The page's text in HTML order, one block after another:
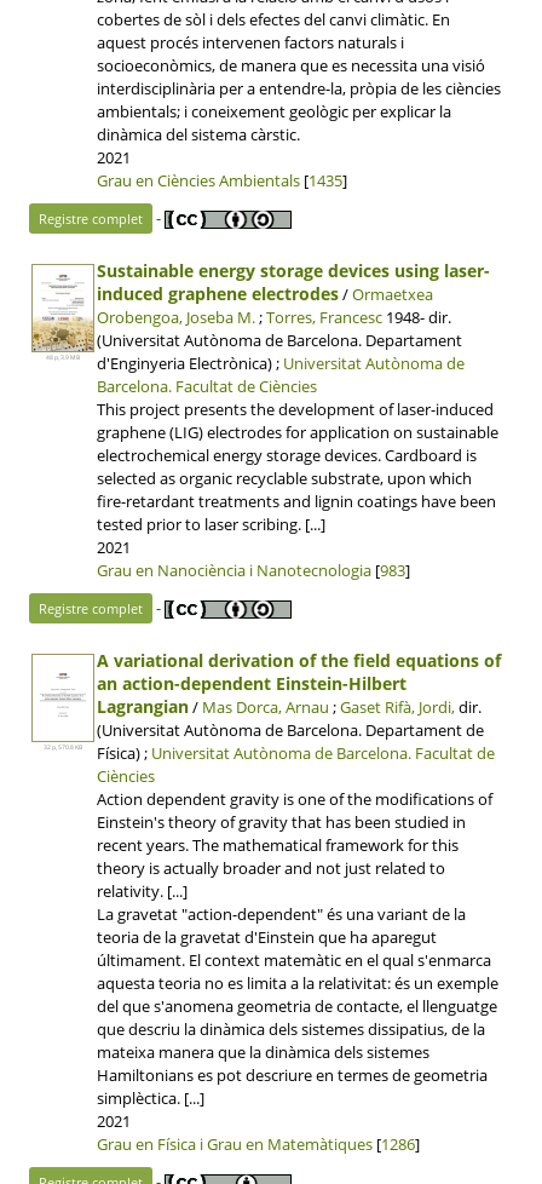
cobertes de sòl i dels efectes del canvi climàtic. En
aquest procés intervenen factors naturals i
socioeconòmics, de manera que es necessita una visió
interdisciplinària per a entendre-la, pròpia de les ciències
ambientals; i coneixement geològic per explicar la
dinàmica del sistema càrstic.
2021
Grau en Ciències Ambientals [1435]
Registre complet -
48 p, 3.9 MB
Sustainable energy storage devices using laser-
induced graphene electrodes/Ormaetxea
Orobengoa, Joseba M.;Torres, Francesc 1948- dir.
(Universitat Autònoma de Barcelona. Departament
d'Enginyeria Electrònica) ; Universitat Autònoma de
Barcelona. Facultat de Ciències
This project presents the development of laser-induced
graphene (LIG) electrodes for application on sustainable
electrochemical energy storage devices. Cardboard is
selected as organic recyclable substrate, upon which
fire-retardant treatments and lignin coatings have been
tested prior to laser scribing. [...]
2021
Grau en Nanociència i Nanotecnologia [983]
Registre complet -
32 p, 570.8 KB
A variational derivation of the field equations of
an action-dependent Einstein-Hilbert
Lagrangian/ Mas Dorca, Arnau ;Gaset Rifà, Jordi,dir.
(Universitat Autònoma de Barcelona. Departament de
Física) ; Universitat Autònoma de Barcelona. Facultat de
Ciències
Action dependent gravity is one of the modifications of
Einstein's theory of gravity that has been studied in
recent years. The mathematical framework for this
theory is actually broader and not just related to
relativity. [...]
La gravetat "action-dependent" és una variant de la
teoria de la gravetat d'Einstein que ha aparegut
últimament. El context matemàtic en el qual s'enmarca
aquesta teoria no es limita a la relativitat: és un exemple
del que s'anomena geometria de contacte, el llenguatge
que descriu la dinàmica dels sistemes dissipatius, de la
mateixa manera que la dinàmica dels sistemes
Hamiltonians es pot descriure en termes de geometria
simplèctica. [...]
2021
Grau en Física i Grau en Matemàtiques [1286]